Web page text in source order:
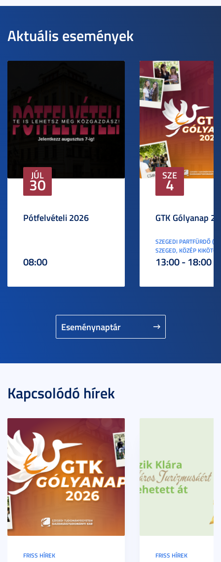
Aktuális események
Eseménynaptár
JÚL
30
Pótfelvételi 2026
08:00
SZE
4
GTK Gólyanap
SZEGEDI PARTFÜRDŐ
SZEGED, KÖZÉP KIKÖTŐ
13:00 - 18:00
Kapcsolódó hírek
FRISS HÍREK FRISS HÍREK